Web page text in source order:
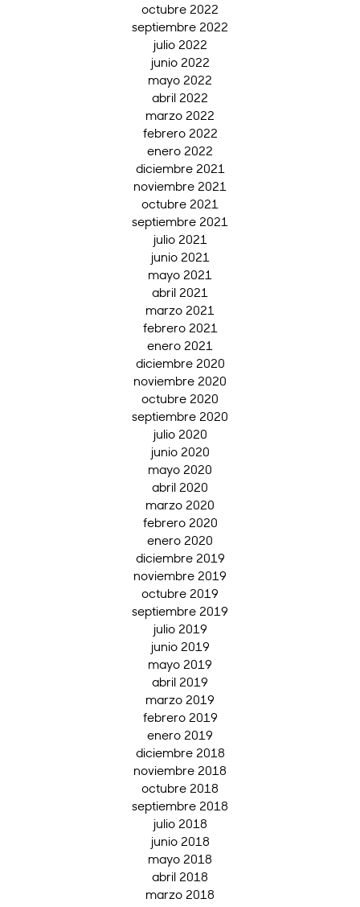
octubre 2022
septiembre 2022
julio 2022
junio 2022
mayo 2022
abril 2022
marzo 2022
febrero 2022
enero 2022
diciembre 2021
noviembre 2021
octubre 2021
septiembre 2021
julio 2021
junio 2021
mayo 2021
abril 2021
marzo 2021
febrero 2021
enero 2021
diciembre 2020
noviembre 2020
octubre 2020
septiembre 2020
julio 2020
junio 2020
mayo 2020
abril 2020
marzo 2020
febrero 2020
enero 2020
diciembre 2019
noviembre 2019
octubre 2019
septiembre 2019
julio 2019
junio 2019
mayo 2019
abril 2019
marzo 2019
febrero 2019
enero 2019
diciembre 2018
noviembre 2018
octubre 2018
septiembre 2018
julio 2018
junio 2018
mayo 2018
abril 2018
marzo 2018